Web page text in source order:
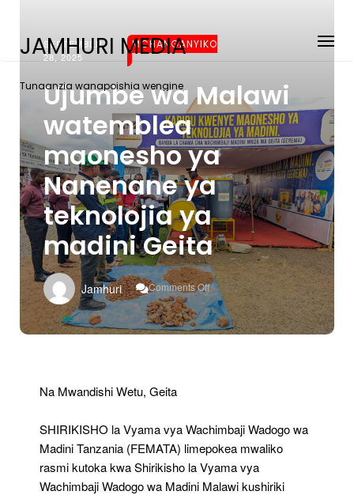
JAMHURI MEDIA
Tunaanzia wanapoishia wengine
SEPTEMBER
28, 2025
MCHANGANYIKO
Ujumbe wa Malawi
watemblea
maonesho ya
Nanenane ya
teknolojia ya
madini Geita
Jamhuri Comments Off
On
Ujumbe
Wa
Malawi
Ya
Madini
Na Mwandishi Wetu, Geita
SHIRIKISHO la Vyama vya Wachimbaji Wadogo wa
Madini Tanzania (FEMATA) limepokea mwaliko
rasmi kutoka kwa Shirikisho la Vyama vya
Wachimbaji Wadogo wa Madini Malawi kushiriki